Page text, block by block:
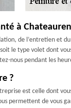
à
de l’entretien et
le type volet dont
nous pendant les
?
est celle dont
permettent de vous